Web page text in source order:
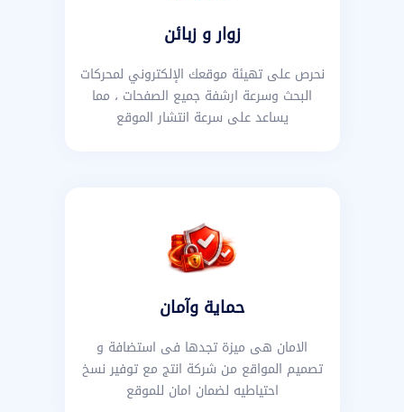
زوار و زبائن
نحرص على تهيئة موقعك الإلكتروني لمحركات
البحث وسرعة ارشفة جميع الصفحات ، مما
يساعد على سرعة انتشار الموقع
حماية وآمان
الامان هى ميزة تجدها فى استضافة و
تصميم المواقع من شركة انتج مع توفير نسخ
احتياطيه لضمان امان للموقع